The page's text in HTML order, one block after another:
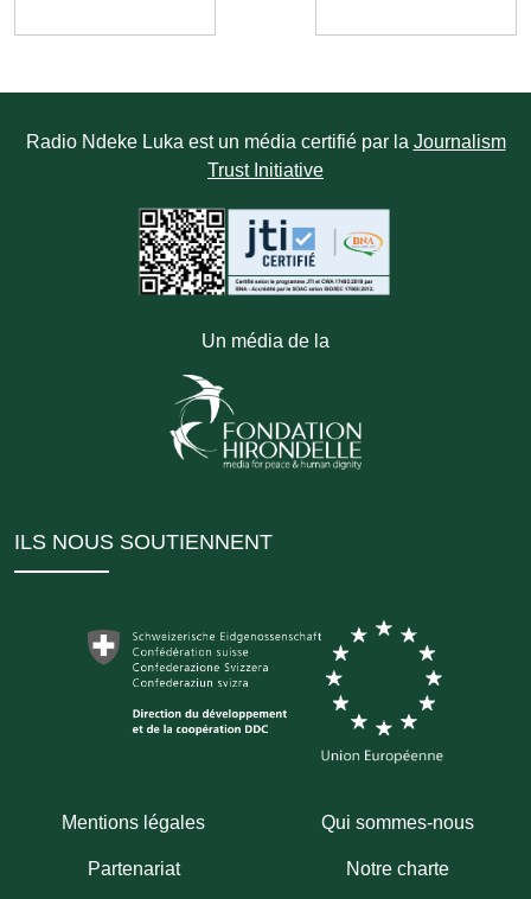
Radio Ndeke Luka est un média certifié par la Journalism
Trust Initiative
Un média de la
ILS NOUS SOUTIENNENT
Mentions légales Qui sommes-nous
Partenariat Notre charte